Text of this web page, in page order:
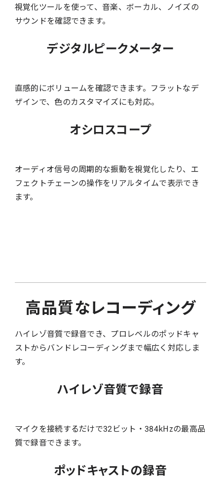
視覚化ツールを使って、音楽、ボーカル、ノイズの
サウンドを確認できます。
デジタルピークメーター
直感的にボリュームを確認できます。フラットなデ
ザインで、色のカスタマイズにも対応。
オシロスコープ
オーディオ信号の周期的な振動を視覚化したり、エ
フェクトチェーンの操作をリアルタイムで表示でき
ます。
高品質なレコーディング
ハイレゾ音質で録音でき、プロレベルのポッドキャ
ストからバンドレコーディングまで幅広く対応しま
す。
ハイレゾ音質で録音
マイクを接続するだけで32ビット・384kHzの最高品
質で録音できます。
ポッドキャストの録音